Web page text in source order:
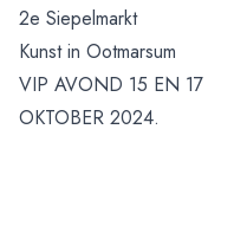
2e Siepelmarkt
Kunst in Ootmarsum
VIP AVOND 15 EN 17
OKTOBER 2024.